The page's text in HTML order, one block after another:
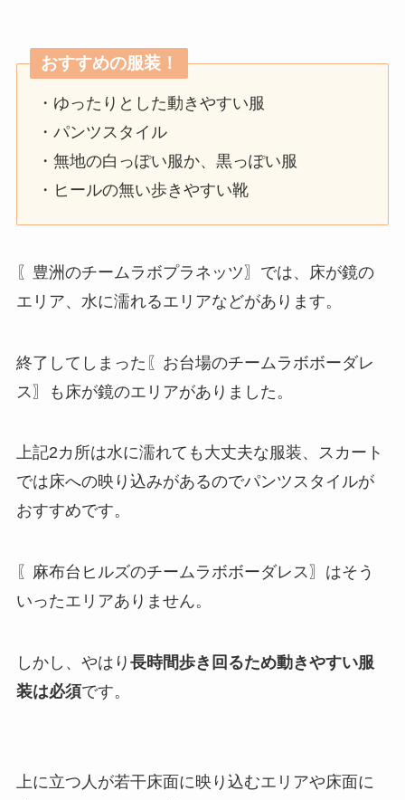
おすすめの服装！
・ゆったりとした動きやすい服
・パンツスタイル
・無地の白っぽい服か、黒っぽい服
・ヒールの無い歩きやすい靴
〖豊洲のチームラボプラネッツ〗では、床が鏡の
エリア、水に濡れるエリアなどがあります。
終了してしまった〖お台場のチームラボボーダレ
ス〗も床が鏡のエリアがありました。
上記2カ所は水に濡れても大丈夫な服装、スカート
では床への映り込みがあるのでパンツスタイルが
おすすめです。
〖麻布台ヒルズのチームラボボーダレス〗はそう
いったエリアありません。
しかし、やはり 長時間歩き回るため動きやすい服
装は必須です。
上に立つ人が若干床面に映り込むエリアや床面に